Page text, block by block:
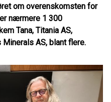
om overenskomsten for
nærmere 1 300
Tana, Titania AS,
AS, blant flere.